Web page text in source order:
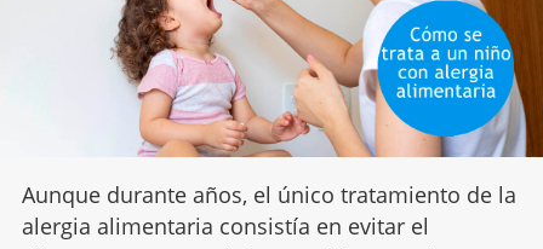
Aunque durante años, el único tratamiento de la
alergia alimentaria consistía en evitar el